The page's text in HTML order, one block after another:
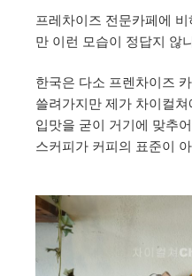
프레차이즈 전문카페에
만 이런 모습이 정답지 않
한국은 다소 프렌차이즈
쓸려가지만 제가 차이컬
입맛을 굳이 거기에 맞추
스커피가 커피의 표준이